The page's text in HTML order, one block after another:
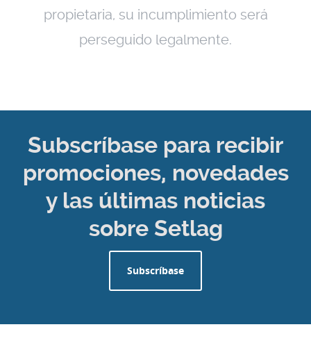
propietaria, su incumplimiento será
perseguido legalmente.
Subscríbase para recibir
promociones, novedades
y las últimas noticias
sobre Setlag
Subscríbase